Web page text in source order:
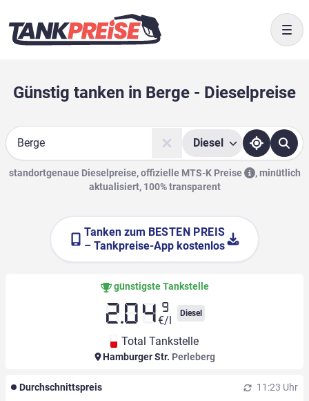
Günstig tanken in Berge - Dieselpreise
Suche
Diesel
standortgenaue Dieselpreise, offizielle MTS-K Preise ,minütlich
aktualisiert, 100% transparent
Tanken zum BESTEN PREIS
– Tankpreise-App kostenlos
günstigste Tankstelle
2.04 9
€/l
Diesel
Total Tankstelle
Hamburger Str. Perleberg
Durchschnittspreis 11:23 Uhr